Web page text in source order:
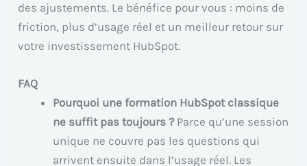
des ajustements. Le bénéfice pour vous : moins de
friction, plus d’usage réel et un meilleur retour sur
votre investissement HubSpot.
FAQ
Pourquoi une formation HubSpot classique
ne suffit pas toujours ?Parce qu’une session
unique ne couvre pas les questions qui
arrivent ensuite dans l’usage réel. Les